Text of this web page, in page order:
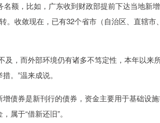
额，比如，广东收到财政部提前下达当地新增
。收敛现在，已有32个省市（自治区、直辖市
及，而外部环境仍有诸多不笃定性，本年以来
。”温来成说。
债券是新刊行的债券，资金主要用于基础设
属于“借新还旧”。